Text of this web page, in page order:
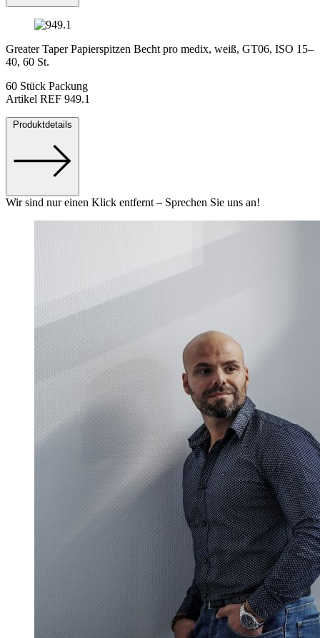
Greater Taper Papierspitzen Becht pro medix, weiß, GT06, ISO 15–
40, 60 St.
60 Stück Packung
Artikel REF 949.1
Produktdetails
Wir sind nur einen Klick entfernt – Sprechen Sie uns an!